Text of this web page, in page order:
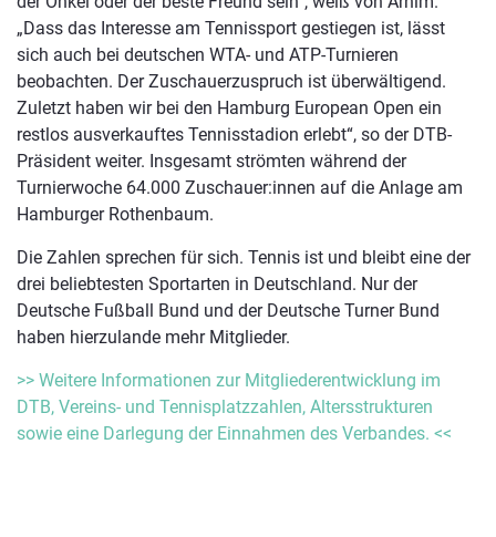
„Dass das Interesse am Tennissport gestiegen ist, lässt
sich auch bei deutschen WTA- und ATP-Turnieren
beobachten. Der Zuschauerzuspruch ist überwältigend.
Zuletzt haben wir bei den Hamburg European Open ein
restlos ausverkauftes Tennisstadion erlebt“, so der DTB-
Präsident weiter. Insgesamt strömten während der
Turnierwoche 64.000 Zuschauer:innen auf die Anlage am
Hamburger Rothenbaum.
Die Zahlen sprechen für sich. Tennis ist und bleibt eine der
drei beliebtesten Sportarten in Deutschland. Nur der
Deutsche Fußball Bund und der Deutsche Turner Bund
haben hierzulande mehr Mitglieder.
>> Weitere Informationen zur Mitgliederentwicklung im
DTB, Vereins- und Tennisplatzzahlen, Altersstrukturen
sowie eine Darlegung der Einnahmen des Verbandes. <<